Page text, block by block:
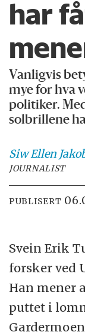
har
Vanligvis
mye for hva
politiker.
solbrillene
Siw Ellen
JOURNALIST
PUBLISERT
Svein Erik
forsker ved
Han mener
puttet i